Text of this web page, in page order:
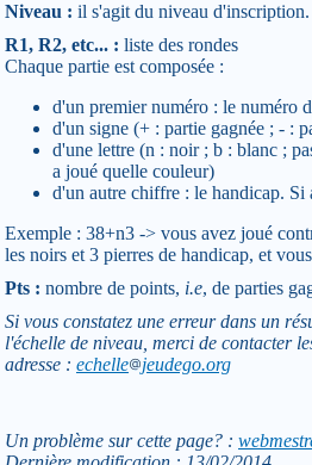
Niveau : il s'agit du niveau d'inscription.
R1, R2, etc... : liste des rondes
Chaque partie est composée :
d'un premier numéro : le numéro
d'un signe (+ : partie gagnée ; - :
d'une lettre (n : noir ; b : blanc ;
a joué quelle couleur)
d'un autre chiffre : le handicap. Si
Exemple : 38+n3 -> vous avez joué
les noirs et 3 pierres de handicap, et
Pts : nombre de points, i.e, de parties
Si vous constatez une erreur dans un
l'échelle de niveau, merci de contacter
adresse : echelle
jeudego.org
Un problème sur cette page? :